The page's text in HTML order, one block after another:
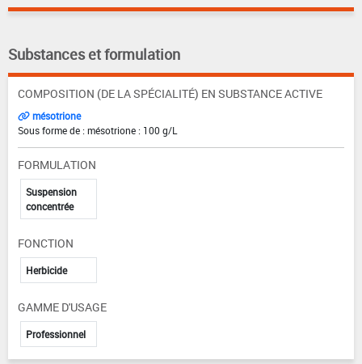
Substances et formulation
COMPOSITION (DE LA SPÉCIALITÉ) EN SUBSTANCE ACTIVE
mésotrione
Sous forme de : mésotrione : 100 g/L
FORMULATION
Suspension
concentrée
FONCTION
Herbicide
GAMME D'USAGE
Professionnel